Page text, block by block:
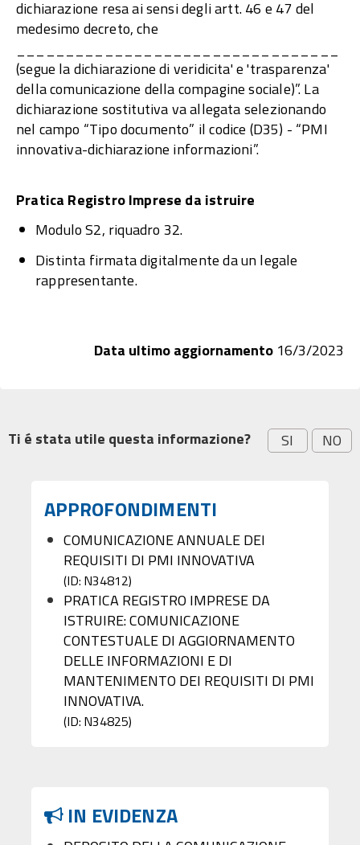
dichiarazione resa ai sensi degli artt. 46 e 47 del
medesimo decreto, che
(segue la dichiarazione di veridicita' e 'trasparenza'
della comunicazione della compagine sociale)”. La
dichiarazione sostitutiva va allegata selezionando
nel campo “Tipo documento” il codice (D35) - “PMI
innovativa-dichiarazione informazioni”.
Pratica Registro Imprese da istruire
Modulo S2, riquadro 32.
Distinta firmata digitalmente da un legale
rappresentante.
Data ultimo aggiornamento 16/3/2023
Ti é stata utile questa informazione? NO
SI
APPROFONDIMENTI
COMUNICAZIONE ANNUALE DEI
REQUISITI DI PMI INNOVATIVA
(ID: N34812)
PRATICA REGISTRO IMPRESE DA
ISTRUIRE: COMUNICAZIONE
CONTESTUALE DI AGGIORNAMENTO
DELLE INFORMAZIONI E DI
MANTENIMENTO DEI REQUISITI DI PMI
INNOVATIVA.​
(ID: N34825)
IN EVIDENZA